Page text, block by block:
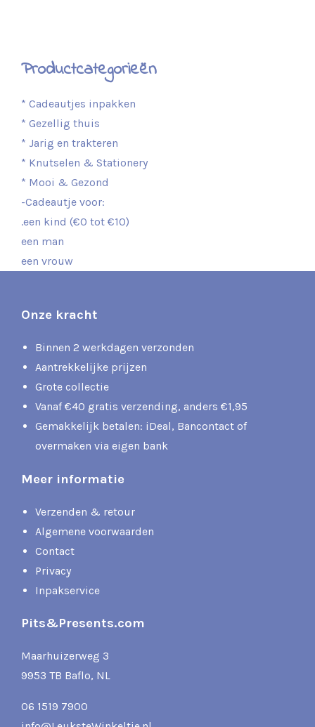
Productcategorieën
* Cadeautjes inpakken
* Gezellig thuis
* Jarig en trakteren
* Knutselen & Stationery
* Mooi & Gezond
-Cadeautje voor:
.een kind (€0 tot €10)
een man
een vrouw
Onze kracht
Binnen 2 werkdagen verzonden
Aantrekkelijke prijzen
Grote collectie
Vanaf €40 gratis verzending, anders €1,95
Gemakkelijk betalen: iDeal, Bancontact of
overmaken via eigen bank
Meer informatie
Verzenden & retour
Algemene voorwaarden
Contact
Privacy
Inpakservice
Pits&Presents.com
Maarhuizerweg 3
9953 TB Baflo, NL
06 1519 7900